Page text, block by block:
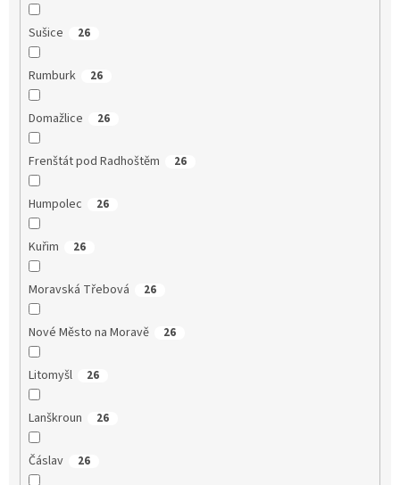
Sušice 26
Rumburk 26
Domažlice 26
Frenštát pod Radhoštěm 26
Humpolec 26
Kuřim 26
Moravská Třebová 26
Nové Město na Moravě 26
Litomyšl 26
Lanškroun 26
Čáslav 26